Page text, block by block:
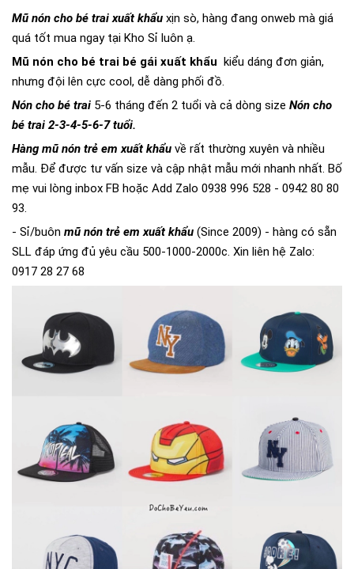
Mũ nón cho bé trai xuất khẩu xịn sò, hàng đang onweb mà giá
quá tốt mua ngay tại Kho Sỉ luôn ạ.
Mũ nón cho bé trai bé gái xuất khẩu kiểu dáng đơn giản,
nhưng đội lên cực cool, dễ dàng phối đồ.
Nón cho bé trai 5-6 tháng đến 2 tuổi và cả dòng size Nón cho
bé trai 2-3-4-5-6-7 tuổi.
Hàng mũ nón trẻ em xuất khẩu về rất thường xuyên và nhiều
mẫu. Để được tư vấn size và cập nhật mẫu mới nhanh nhất. Bố
mẹ vui lòng inbox FB hoặc Add Zalo 0938 996 528 - 0942 80 80
93.
- Sỉ/buôn mũ nón trẻ em xuất khẩu (Since 2009) - hàng có sẵn
SLL đáp ứng đủ yêu cầu 500-1000-2000c. Xin liên hệ Zalo:
0917 28 27 68